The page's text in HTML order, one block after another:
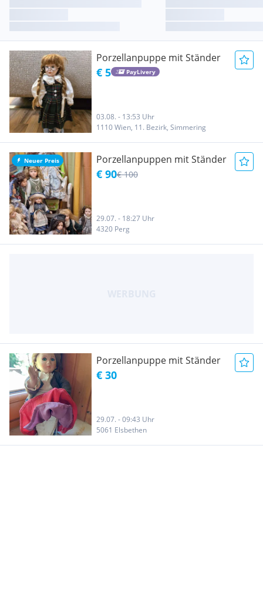
Porzellanpuppe mit Ständer
€ 5 PayLivery
03.08. - 13:53 Uhr
1110 Wien, 11. Bezirk, Simmering
Neuer Preis Porzellanpuppen mit Ständer
€ 90€ 100
29.07. - 18:27 Uhr
4320 Perg
Porzellanpuppe mit Ständer
€ 30
29.07. - 09:43 Uhr
5061 Elsbethen